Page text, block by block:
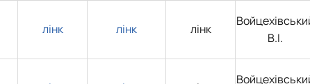
лінк лінк лінк
В.І.